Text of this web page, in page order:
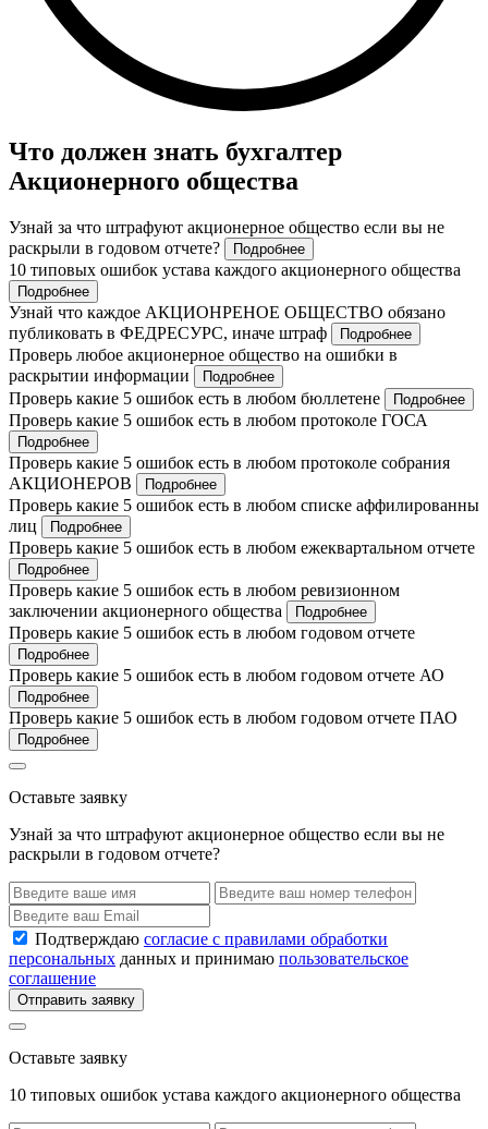
Что должен знать бухгалтер
Акционерного общества
Узнай за что штрафуют акционерное общество если вы не
раскрыли в годовом отчете?
Подробнее
10 типовых ошибок устава каждого акционерного общества
Подробнее
Узнай что каждое АКЦИОНРЕНОЕ ОБЩЕСТВО обязано
публиковать в ФЕДРЕСУРС, иначе штраф
Подробнее
Проверь любое акционерное общество на ошибки в
раскрытии информации
Подробнее
Проверь какие 5 ошибок есть в любом бюллетене Подробнее
Проверь какие 5 ошибок есть в любом протоколе ГОСА
Подробнее
Проверь какие 5 ошибок есть в любом протоколе собрания
АКЦИОНЕРОВ
Подробнее
Проверь какие 5 ошибок есть в любом списке аффилированны
лиц
Подробнее
Проверь какие 5 ошибок есть в любом ежеквартальном отчете
Подробнее
Проверь какие 5 ошибок есть в любом ревизионном
заключении акционерного общества
Подробнее
Проверь какие 5 ошибок есть в любом годовом отчете
Подробнее
Проверь какие 5 ошибок есть в любом годовом отчете АО
Подробнее
Проверь какие 5 ошибок есть в любом годовом отчете ПАО
Подробнее
Оставьте заявку
Узнай за что штрафуют акционерное общество если вы не
раскрыли в годовом отчете?
Подтверждаю согласие с правилами обработки
персональных данных и принимаю пользовательское
соглашение
Отправить заявку
Оставьте заявку
10 типовых ошибок устава каждого акционерного общества